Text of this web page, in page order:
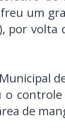
um
por volta
o
de